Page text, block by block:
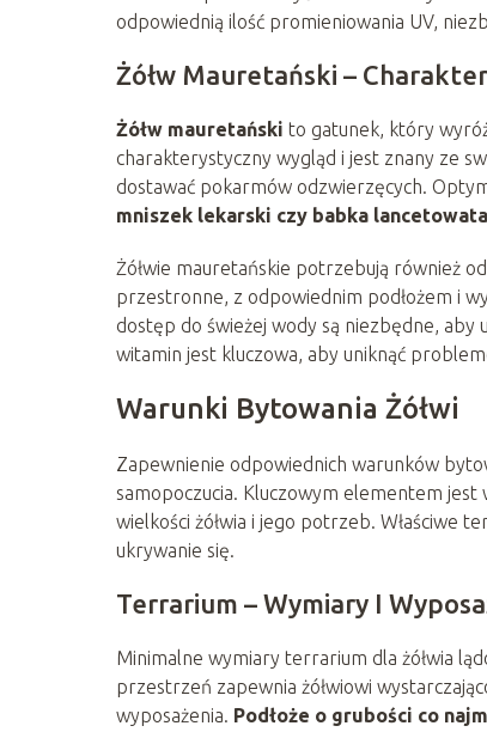
odpowiednią ilość promieniowania UV,
Żółw Mauretański –
Żółw mauretański to gatunek, który
charakterystyczny wygląd i jest znany ze
dostawać pokarmów odzwierzęcych.
mniszek lekarski czy babka lancetowata
Żółwie mauretańskie potrzebują również
przestronne, z odpowiednim podłożem i
dostęp do świeżej wody są niezbędne,
witamin jest kluczowa, aby uniknąć
Warunki Bytowania Żółwi
Zapewnienie odpowiednich warunków
samopoczucia. Kluczowym elementem
wielkości żółwia i jego potrzeb. Właściwe
ukrywanie się.
Terrarium – Wymiary I
Minimalne wymiary terrarium dla żółwia
przestrzeń zapewnia żółwiowi
wyposażenia. Podłoże o grubości co